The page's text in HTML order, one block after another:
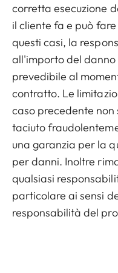
corretta esecuzione
il cliente fa e può
questi casi, la
all'importo del
prevedibile al
contratto. Le
caso precedente non
taciuto
una garanzia per la
per danni. Inoltre
qualsiasi
particolare ai sensi
responsabilità del